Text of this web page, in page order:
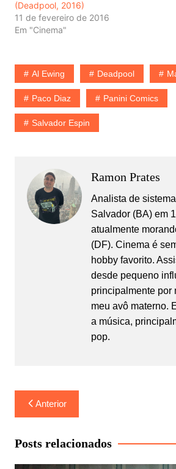
(Deadpool, 2016)
11 de fevereiro de 2016
Em "Cinema"
Al Ewing Deadpool
Paco Diaz Panini Comics
Salvador Espin
Ramon Prates
Analista de
Salvador (BA) em
atualmente
(DF). Cinema é
hobby favorito.
desde pequeno
principalmente por
meu avô materno.
a música,
pop.
Navegação
de
Post
Anterior
Posts relacionados